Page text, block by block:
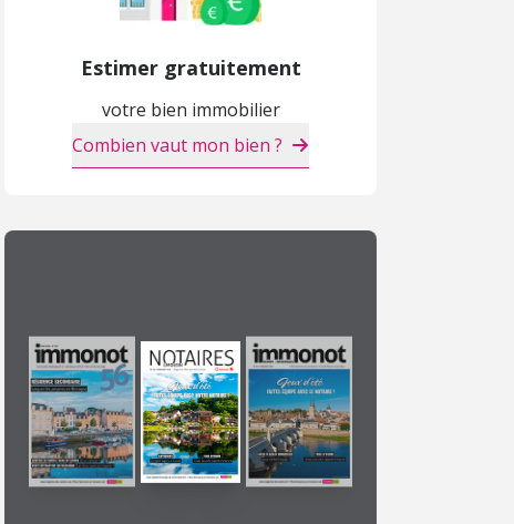
127 200 €
Angers (49)
148 400 €
Angers (49)
Estimer gratuitement
votre bien immobilier
Combien vaut mon bien ?